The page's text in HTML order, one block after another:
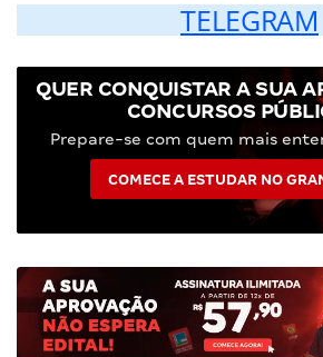
TELEGRAM
QUER CONQUISTAR A SUA
CONCURSOS
Prepare-se com quem mais
COMECE A ESTUDAR NO